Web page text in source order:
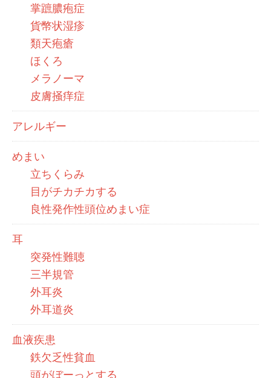
掌蹠膿疱症
貨幣状湿疹
類天疱瘡
ほくろ
メラノーマ
皮膚掻痒症
アレルギー
めまい
立ちくらみ
目がチカチカする
良性発作性頭位めまい症
耳
突発性難聴
三半規管
外耳炎
外耳道炎
血液疾患
鉄欠乏性貧血
頭がぼーっとする